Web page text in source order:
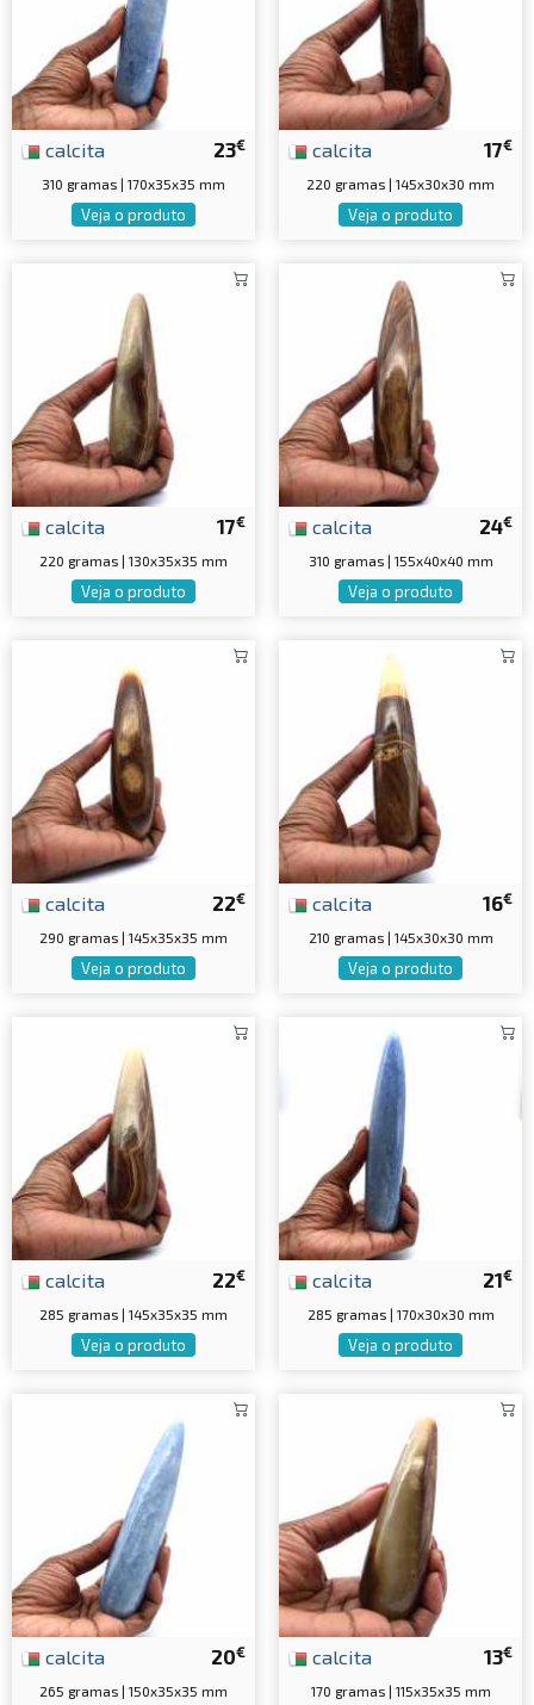
23€
calcita
310 gramas | 170x35x35 mm
Veja o produto
17€
calcita
220 gramas | 145x30x30 mm
Veja o produto
17€
calcita
220 gramas | 130x35x35 mm
Veja o produto
24€
calcita
310 gramas | 155x40x40 mm
Veja o produto
22€
calcita
290 gramas | 145x35x35 mm
Veja o produto
16€
calcita
210 gramas | 145x30x30 mm
Veja o produto
22€
calcita
285 gramas | 145x35x35 mm
Veja o produto
21€
calcita
285 gramas | 170x30x30 mm
Veja o produto
20€
calcita
265 gramas | 150x35x35 mm
13€
calcita
170 gramas | 115x35x35 mm